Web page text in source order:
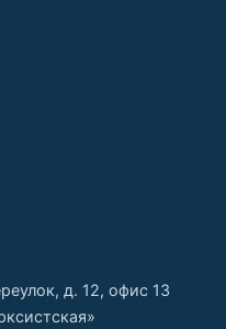
д. 12, офис 13